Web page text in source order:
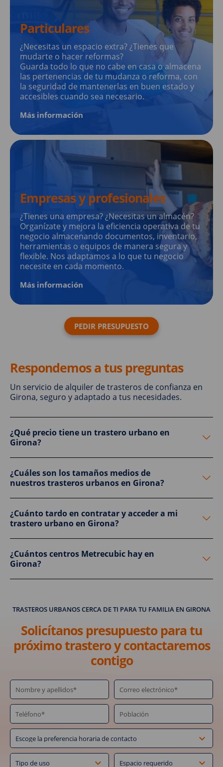
Particulares
¿Necesitas un espacio extra? ¿Tienes que
mudarte o hacer reformas?
Guarda todo lo que no cabe en casa o almacena
las pertenencias de tu mudanza o reforma, con
la seguridad de mantenerlas en buen estado y
accesibles cuando sea necesario.
Más información
Empresas y profesionales
¿Tienes una empresa? ¿Necesitas un almacén?
Organízate y mejora la eficiencia operativa de tu
negocio almacenando documentos, inventario,
herramientas o equipos de manera segura y
flexible. Nos adaptamos a lo que tu negocio
necesite en cada momento.
Más información
PEDIR PRESUPUESTO
Respondemos a tus preguntas
Un servicio de alquiler de trasteros de confianza en
Girona, seguro y adaptado a tus necesidades.
¿Qué precio tiene un trastero urbano en
Girona?
¿Cuáles son los tamaños medios de
nuestros trasteros urbanos en Girona?
¿Cuánto tardo en contratar y acceder a mi
trastero urbano en Girona?
¿Cuántos centros Metrecubic hay en
Girona?
TRASTEROS URBANOS CERCA DE TI PARA TU FAMILIA EN GIRONA
Solicítanos presupuesto para tu
próximo trastero y contactaremos
contigo